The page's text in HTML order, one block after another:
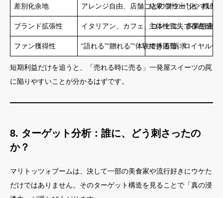
差別化余地 アレンジ自由、店舗ごとの個性出しやすい
結果“フツー”化、模倣
ブランド拡張性 イタリアン、カフェ、コンビニ…多業態連携
主体性喪失で存在感が
ファン獲得性 “語れる”“贈れる”“体験できる”訴求
維持困難、ロイヤル化
短期利益だけを追うと、「売れる時に売る」一発屋スイーツの罠
に陥りやすいことが分かるはずです。
8. ターゲット分析：誰に、どう刺さったの
か？
マリトッツォブームは、決して一部の美食家や流行好きにウケた
だけではありません。そのターゲット構造を見ることで「真の浸